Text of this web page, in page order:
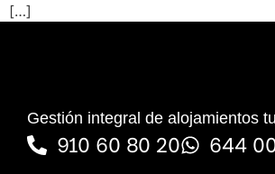
[…]
Gestión integral de alojamientos
910 60 80 20 644